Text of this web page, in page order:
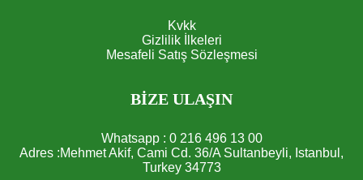
Kvkk
Gizlilik İlkeleri
Mesafeli Satış Sözleşmesi
BİZE ULAŞIN
Whatsapp : 0 216 496 13 00
Adres :Mehmet Akif, Cami Cd. 36/A Sultanbeyli, Istanbul,
Turkey 34773